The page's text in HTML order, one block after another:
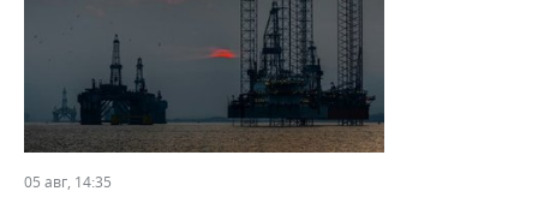
05 авг, 14:35